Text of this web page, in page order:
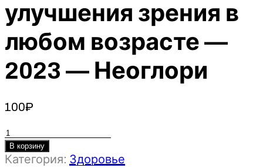
улучшения зрения в
любом возрасте —
2023 — Неоглори
100₽
Количество
товара
Здоровые
В корзину
Категория: Здоровье